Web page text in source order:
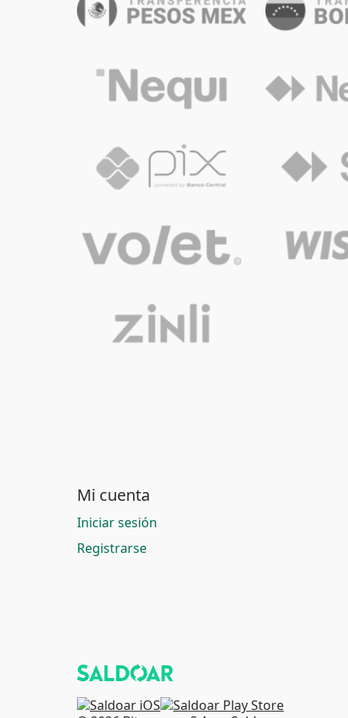
Mi cuenta
Iniciar sesión
Registrarse